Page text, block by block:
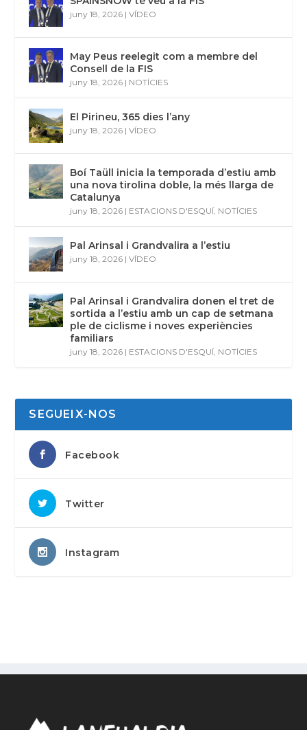
juny 18, 2026 |VÍDEO
May Peus reelegit com a membre del
Consell de la FIS
juny 18, 2026 | NOTÍCIES
El Pirineu, 365 dies l’any
juny 18, 2026 |VÍDEO
Boí Taüll inicia la temporada d’estiu amb
una nova tirolina doble, la més llarga de
Catalunya
juny 18, 2026 | ESTACIONS D'ESQUÍ NOTÍCIES
Pal Arinsal i Grandvalira a l’estiu
juny 18, 2026 |VÍDEO
Pal Arinsal i Grandvalira donen el tret de
sortida a l’estiu amb un cap de setmana
ple de ciclisme i noves experiències
familiars
juny 18, 2026 | ESTACIONS D'ESQUÍ NOTÍCIES
SEGUEIX-NOS
Facebook
Twitter
Instagram